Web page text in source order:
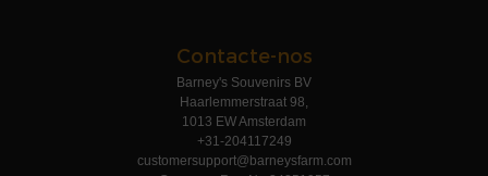
Contacte-nos
Barney's Souvenirs BV
Haarlemmerstraat 98,
1013 EW Amsterdam
+31-204117249
customersupport@barneysfarm.com